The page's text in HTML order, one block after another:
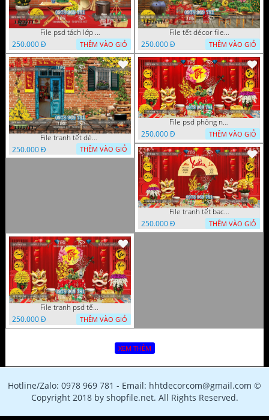
File psd tách lớp tranh tết phông nền background trang trí 1123VTT
250.000 Đ
THÊM VÀO GIỎ
File tết décor file tranh background chụp hình tết 1122VTT
250.000 Đ
THÊM VÀO GIỎ
File tranh tết décor trang trí quán cà phê 1121VTT
250.000 Đ
THÊM VÀO GIỎ
File psd phông nền trang trí tết background chụp hình tết 1120VTT
250.000 Đ
THÊM VÀO GIỎ
File tranh tết background phông chụp hình tết tất niên 1119VTT
250.000 Đ
THÊM VÀO GIỎ
File tranh psd tết phông nền background tết 1116VTT
250.000 Đ
THÊM VÀO GIỎ
XEM THÊM
Hotline/Zalo: 0978 969 781 - Email: hhtdecorcom@gmail.com ©
Copyright 2018 by shopfile.net. All Rights Reserved.